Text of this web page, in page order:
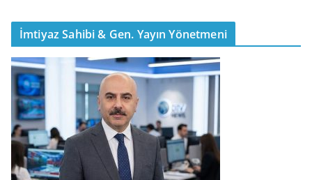
İmtiyaz Sahibi & Gen. Yayın Yönetmeni